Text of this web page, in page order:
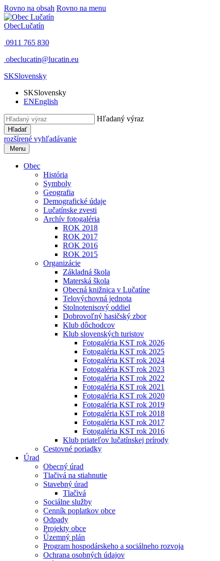
Rovno na obsah Rovno na menu
ObecLučatín
0911 765 830
obeclucatin@lucatin.eu
SKSlovensky
SKSlovensky
ENEnglish
Hľadaný výraz
Hľadať
rozšírené vyhľadávanie
Menu
Obec
História
Symboly
Geografia
Demografické údaje
Lučatínske zvesti
Archív fotogaléria
ROK 2018
ROK 2017
ROK 2016
ROK 2015
Organizácie
Základná škola
Materská škola
Obecná knižnica v Lučatíne
Telovýchovná jednota
Stolnotenisový oddiel
Dobrovoľný hasičský zbor
Klub dôchodcov
Klub slovenských turistov
Fotogaléria KST rok 2026
Fotogaléria KST rok 2025
Fotogaléria KST rok 2024
Fotogaléria KST rok 2023
Fotogaléria KST rok 2022
Fotogaléria KST rok 2021
Fotogaléria KST rok 2020
Fotogaléria KST rok 2019
Fotogaléria KST rok 2018
Fotogaléria KST rok 2017
Fotogaléria KST rok 2016
Klub priateľov lučatínskej prírody
Cestovné poriadky
Úrad
Obecný úrad
Tlačivá na stiahnutie
Stavebný úrad
Tlačivá
Sociálne služby
Cenník poplatkov obce
Odpady
Projekty obce
Územný plán
Program hospodárskeho a sociálneho rozvoja
Ochrana osobných údajov